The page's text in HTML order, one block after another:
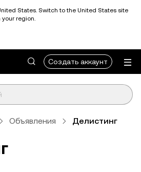
States. Switch to the United States site
region.
Создать аккаунт
Объявления Делистинг